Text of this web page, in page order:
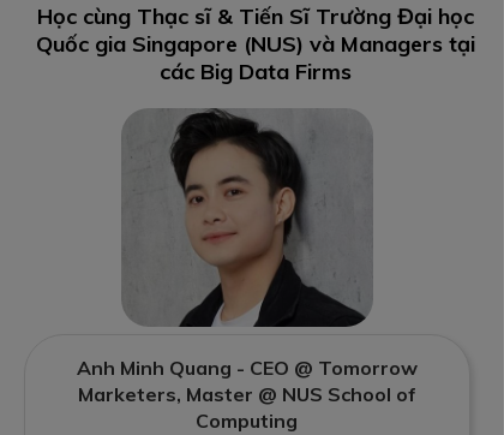
Anh Minh Quang - CEO @ Tomorrow
Marketers, Master @ NUS School of
Computing
Học cùng Thạc sĩ & Tiến Sĩ Trường Đại học
Quốc gia Singapore (NUS) và Managers tại
các Big Data Firms